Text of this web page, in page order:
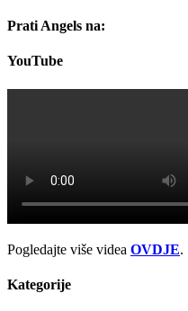
Prati Angels na:
YouTube
Pogledajte više videa OVDJE.
Kategorije